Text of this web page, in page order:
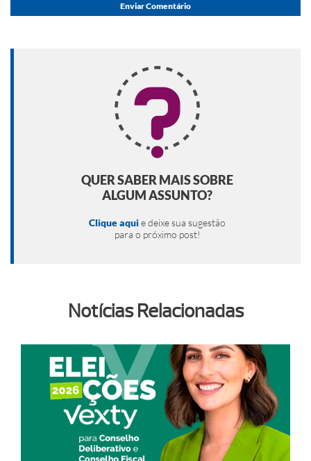
QUER SABER MAIS SOBRE
ALGUM ASSUNTO?
Clique aquie deixe sua sugestão
para o próximo post!
Notícias Relacionadas